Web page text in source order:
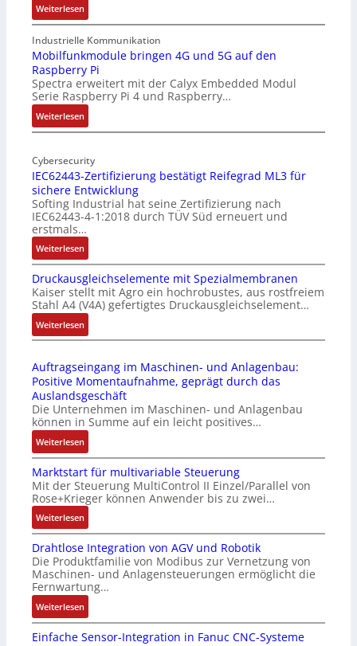
Weiterlesen:
1
9
-
Z
o
l
l
-
n
d
u
s
t
r
i
e
-
P
C
l
ä
s
t
s
i
c
h
f
l
e
x
i
b
e
l
f
ü
r
i
Industrielle Kommunikation
Mobilfunkmodule bringen 4G und 5G auf den
Raspberry Pi
Spectra erweitert mit der Calyx Embedded Modul
Serie Raspberry Pi 4 und Raspberry…
Weiterlesen:
M
b
i
l
f
u
n
k
m
o
d
u
l
e
r
i
n
e
n
G
u
n
d
G
a
u
d
Cybersecurity
IEC62443-Zertifizierung bestätigt Reifegrad ML3 für
sichere Entwicklung
Softing Industrial hat seine Zertifizierung nach
IEC62443-4-1:2018 durch TÜV Süd erneuert und
erstmals…
Weiterlesen:
I
E
6
2
4
3
-
Z
e
r
t
i
f
i
z
i
e
u
n
g
b
e
s
Druckausgleichselemente mit Spezialmembranen
Kaiser stellt mit Agro ein hochrobustes, aus rostfreiem
Stahl A4 (V4A) gefertigtes Druckausgleichselement…
Weiterlesen:
D
u
c
k
a
u
s
g
l
e
i
c
h
e
l
e
m
e
n
Auftragseingang im Maschinen- und Anlagenbau:
Positive Momentaufnahme, geprägt durch das
Auslandsgeschäft
Die Unternehmen im Maschinen- und Anlagenbau
können in Summe auf ein leicht positives…
Weiterlesen:
A
u
f
t
r
a
g
s
e
i
n
g
a
Marktstart für multivariable Steuerung
Mit der Steuerung MultiControl II Einzel/Parallel von
Rose+Krieger können Anwender bis zu zwei…
Weiterlesen:
M
a
r
k
t
s
t
a
Drahtlose Integration von AGV und Robotik
Die Produktfamilie von Modibus zur Vernetzung von
Maschinen- und Anlagensteuerungen ermöglicht die
Fernwartung…
Weiterlesen:
D
r
Einfache Sensor-Integration in Fanuc CNC-Systeme